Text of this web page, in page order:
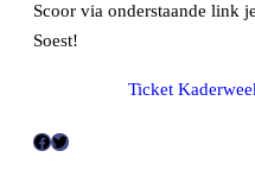
Scoor via onderstaande link
Soest!
Ticket
F T